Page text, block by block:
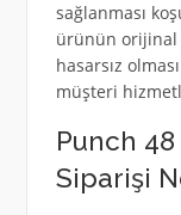
sağlanması
ürünün orijinal
hasarsız
müşteri
Punch 48
Siparişi